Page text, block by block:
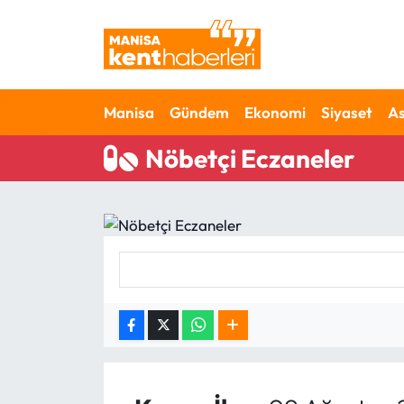
Manisa Gündem Ekonomi Siyaset
Nöbetçi Eczaneler
Ahmetli Hava Durumu
Ahmetli Trafik Yoğunluk Haritası
Süper Lig Puan Durumu ve Fikstür
Son Dakika Haberleri